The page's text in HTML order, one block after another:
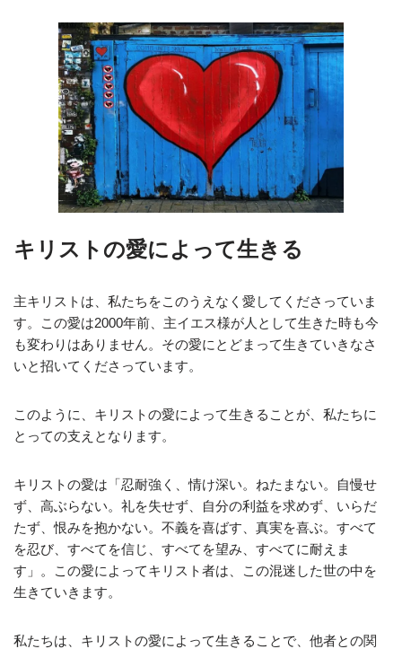
キリストの愛によって生きる
主キリストは、私たちをこのうえなく愛してくださっていま
す。この愛は2000年前、主イエス様が人として生きた時も今
も変わりはありません。その愛にとどまって生きていきなさ
いと招いてくださっています。
このように、キリストの愛によって生きることが、私たちに
とっての支えとなります。
キリストの愛は「忍耐強く、情け深い。ねたまない。自慢せ
ず、高ぶらない。礼を失せず、自分の利益を求めず、いらだ
たず、恨みを抱かない。不義を喜ばす、真実を喜ぶ。すべて
を忍び、すべてを信じ、すべてを望み、すべてに耐えま
す」。この愛によってキリスト者は、この混迷した世の中を
生きていきます。
私たちは、キリストの愛によって生きることで、他者との関